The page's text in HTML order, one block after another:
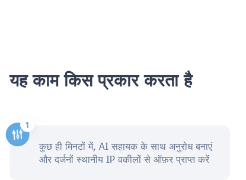
यह काम किस प्रकार करता है
कुछ ही मिनटों में, AI सहायक के साथ अनुरोध बनाएं
और दर्जनों स्थानीय IP वकीलों से ऑफ़र प्राप्त करें